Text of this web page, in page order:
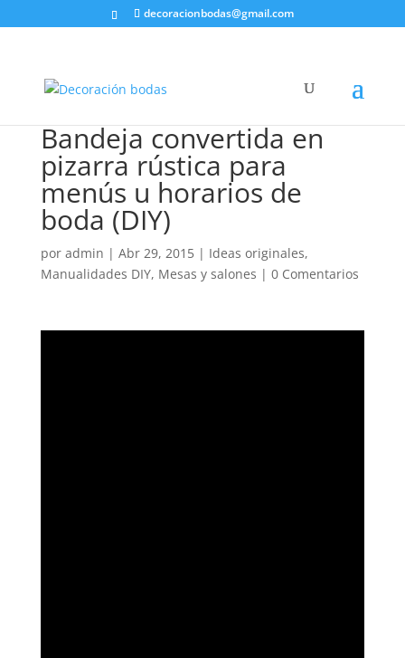
decoracionbodas@gmail.com
Bandeja convertida en
pizarra rústica para
menús u horarios de
boda (DIY)
por admin | Abr 29, 2015| Ideas originales,
Manualidades DIY, Mesas y salones | 0 Comentarios